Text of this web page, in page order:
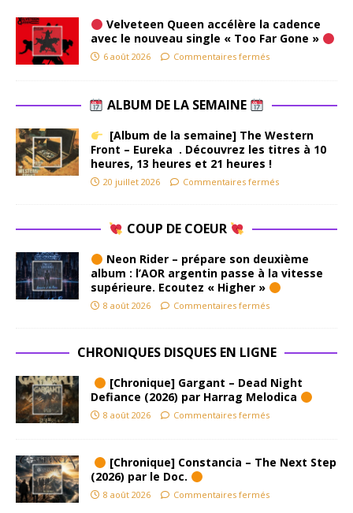
Velveteen Queen accélère la cadence
avec le nouveau single « Too Far Gone »
6 août 2026 Commentaires fermés
ALBUM DE LA SEMAINE
[Album de la semaine] The Western
Front – Eureka . Découvrez les titres à 10
heures, 13 heures et 21 heures !
20 juillet 2026 Commentaires fermés
COUP DE COEUR
Neon Rider – prépare son deuxième
album : l’AOR argentin passe à la vitesse
supérieure. Ecoutez « Higher »
8 août 2026 Commentaires fermés
CHRONIQUES DISQUES EN LIGNE
[Chronique] Gargant – Dead Night
Defiance (2026) par Harrag Melodica
8 août 2026 Commentaires fermés
[Chronique] Constancia – The Next Step
(2026) par le Doc.
8 août 2026 Commentaires fermés